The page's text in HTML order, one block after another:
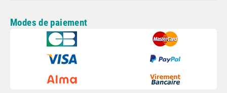
Modes de paiement